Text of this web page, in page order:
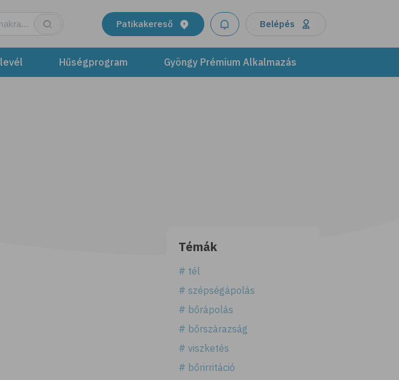
Patikakereső Belépés
Hűségprogram Gyöngy Prémium Alkalmazás
Témák
# tél
# szépségápolás
# bőrápolás
# bőrszárazság
# viszketés
# bőrirritáció